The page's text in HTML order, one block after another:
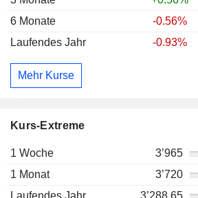
6 Monate
-0.56%
Laufendes Jahr
-0.93%
Mehr Kurse
Kurs-Extreme
1 Woche 3’965
1 Monat
3’720
Laufendes Jahr
3’288.65